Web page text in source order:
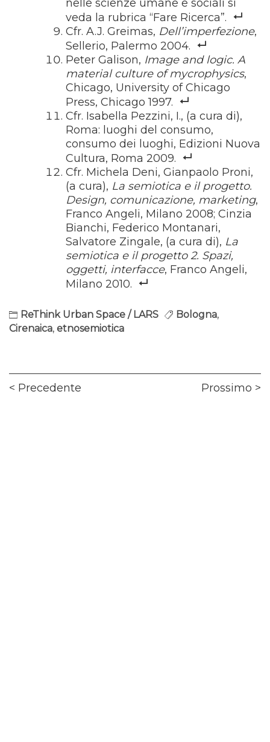
nelle scienze umane e sociali si
veda la rubrica “Fare Ricerca”.
Cfr. A.J. Greimas, Dell’imperfezione,
Sellerio, Palermo 2004.
Peter Galison, Image and logic. A
material culture of mycrophysics,
Chicago, University of Chicago
Press, Chicago 1997.
Cfr. Isabella Pezzini, I., (a cura di),
Roma: luoghi del consumo,
consumo dei luoghi, Edizioni Nuova
Cultura, Roma 2009.
Cfr. Michela Deni, Gianpaolo Proni,
(a cura), La semiotica e il progetto.
Design, comunicazione, marketing,
Franco Angeli, Milano 2008; Cinzia
Bianchi, Federico Montanari,
Salvatore Zingale, (a cura di), La
semiotica e il progetto 2. Spazi,
oggetti, interfacce, Franco Angeli,
Milano 2010.
ReThink Urban Space / LARS Bologna,
Cirenaica, etnosemiotica
Navigazione
Precedente Prossimo